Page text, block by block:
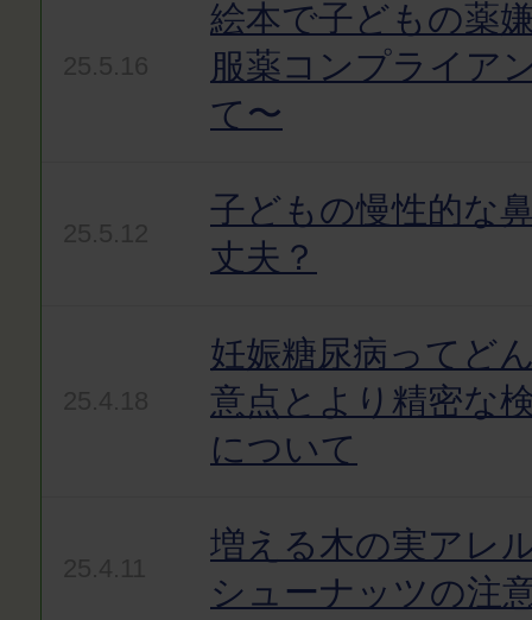
絵本で子どもの薬
服薬コンプライア
て〜
子どもの慢性的な
丈夫？
妊娠糖尿病ってど
意点とより精密な
について
増える木の実アレ
シューナッツの注